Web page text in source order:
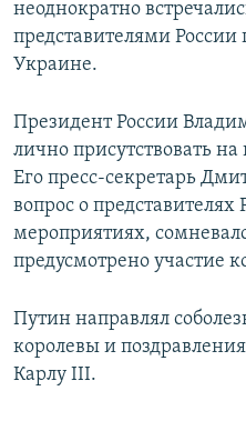
неоднократно
представителями России
Украине.
Президент России
лично присутствовать
Его пресс-секретарь
вопрос о
мероприятиях,
предусмотрено участие
Путин направлял
королевы и
Карлу III.